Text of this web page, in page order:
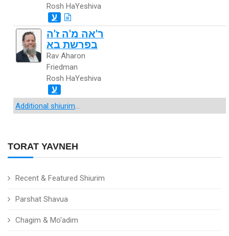
TORAT YAVNEH
Recent & Featured Shiurim
Parshat Shavua
Chagim & Mo'adim
Rosh HaYeshiva
ע
ר'אה מ'ה ז'ה
בפרשת בא
Rav Aharon
Friedman
Rosh HaYeshiva
ע
Additional shiurim...